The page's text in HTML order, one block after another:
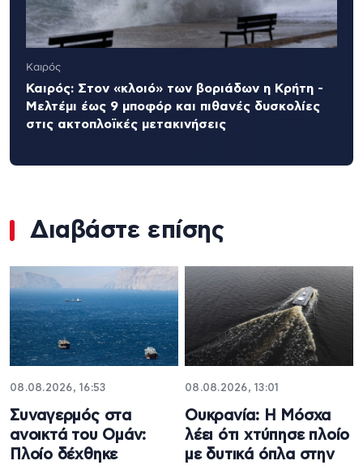
Καιρός
Καιρός: Στον «κλοιό» των βοριάδων η Κρήτη -
Μελτέμι έως 9 μποφόρ και πιθανές δυσκολίες
στις ακτοπλοϊκές μετακινήσεις
Διαβάστε επίσης
08.08.2026, 16:53
Συναγερμός στα
ανοικτά του Ομάν:
Πλοίο δέχθηκε
08.08.2026, 13:01
Ουκρανία: Η Μόσχα
λέει ότι χτύπησε πλοίο
με δυτικά όπλα στην